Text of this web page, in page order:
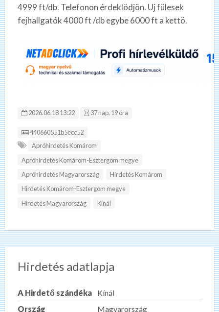
4999 ft/db. Telefonon érdeklödjön. Uj fülesek
fejhallgatók 4000 ft /db egybe 6000 ft a kettö.
2026.06.18 13:22 37 nap, 19 óra
Hirdetés ID:
440660551b5ecc52
Apróhirdetés Komárom
Apróhirdetés Komárom-Esztergom megye
Apróhirdetés Magyarország
Hirdetés Komárom
Hirdetés Komárom-Esztergom megye
Hirdetés Magyarország
Kínál
Hirdetés adatlapja
A Hirdető szándéka
Kínál
Ország
Magyarország